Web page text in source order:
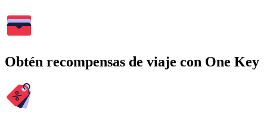
Obtén recompensas de viaje con One Key